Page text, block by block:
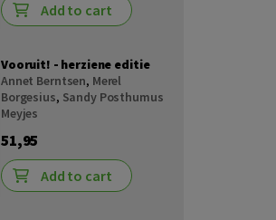
Add to cart
Vooruit! - herziene editie
Annet Berntsen, Merel
Borgesius, Sandy Posthumus
Meyjes
51,95
Add to cart